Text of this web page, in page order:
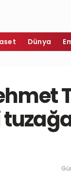
Dünya